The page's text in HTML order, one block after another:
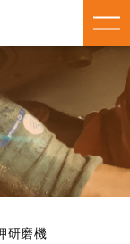
研磨機